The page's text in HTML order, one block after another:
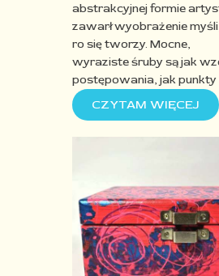
abstrakcyjnej formie
zawarłwyobrażenie
ro się tworzy. Mocne,
wyrazisteśrubysą jak wz
postępowania, jak punkty
CZYTAM WIĘCEJ